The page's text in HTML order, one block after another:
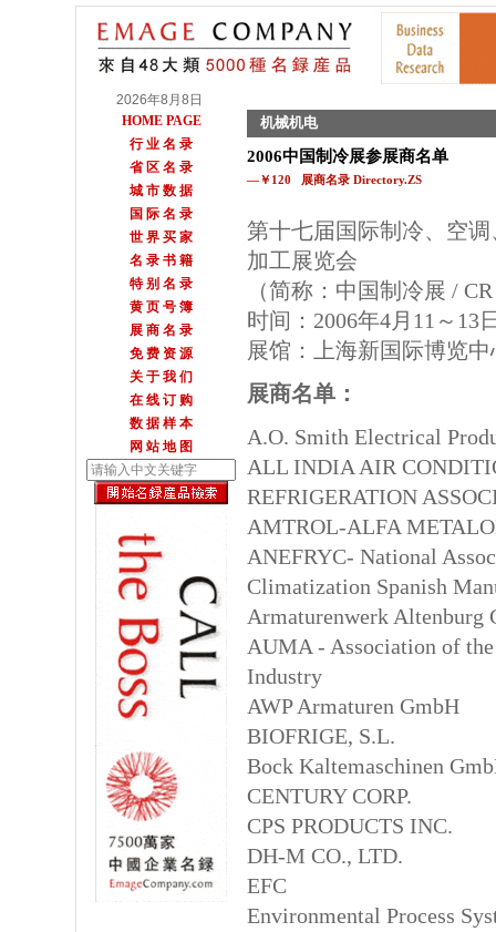
2026年8月8日
HOME PAGE
行 业 名 录
省 区 名 录
城 市 数 据
国 际 名 录
世 界 买 家
名 录 书 籍
特 别 名 录
黄 页 号 簿
展 商 名 录
免 费 资 源
关 于 我 们
在 线 订 购
数 据 样 本
网 站 地 图
机械机电
2006中国制冷展参展商名单
—￥120 展商名录 Directory.ZS
第十七届国际制冷、空
加工展览会
（简称：中国制冷展 /
时间：2006年4月11～13
展馆：上海新国际博览中
展商名单：
A.O. Smith Electrical
ALL INDIA AIR
REFRIGERATION
AMTROL-ALFA
ANEFRYC- National
Climatization Spanish
Armaturenwerk Altenburg
AUMA - Association of
Industry
AWP Armaturen GmbH
BIOFRIGE, S.L.
Bock Kaltemaschinen
CENTURY CORP.
CPS PRODUCTS INC.
DH-M CO., LTD.
EFC
Environmental Process